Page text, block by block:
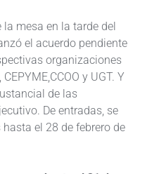
la mesa en la tarde del
el acuerdo pendiente
organizaciones
y UGT. Y
de las
De entradas, se
el 28 de febrero de